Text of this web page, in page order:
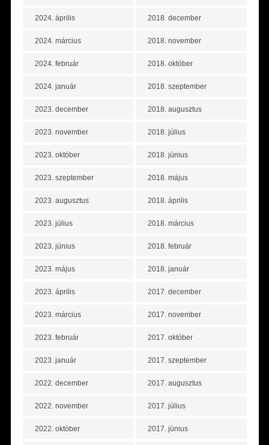
2024. április
2024. március
2024. február
2024. január
2023. december
2023. november
2023. október
2023. szeptember
2023. augusztus
2023. július
2023. június
2023. május
2023. április
2023. március
2023. február
2023. január
2022. december
2022. november
2022. október
2018. december
2018. november
2018. október
2018. szeptember
2018. augusztus
2018. július
2018. június
2018. május
2018. április
2018. március
2018. február
2018. január
2017. december
2017. november
2017. október
2017. szeptember
2017. augusztus
2017. július
2017. június